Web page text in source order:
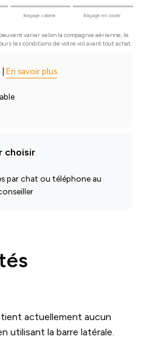
Bagage cabine Bagage en soute
varier selon la compagnie aérienne, le
les conditions de votre vol avant tout achat.
| En savoir plus
choisir
par chat ou téléphone au
actuellement aucun
utilisant la barre latérale.